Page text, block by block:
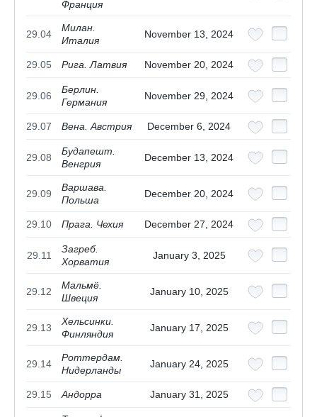
Франция
29.04
Милан.
Италия
November 13, 2024
29.05 Рига. Латвия November 20, 2024
29.06
Берлин.
Германия
November 29, 2024
29.07 Вена. Австрия December 6, 2024
29.08
Будапешт.
Венгрия
December 13, 2024
29.09
Варшава.
Польша
December 20, 2024
29.10 Прага. Чехия December 27, 2024
29.11
Загреб.
Хорватия
January 3, 2025
29.12
Мальмё.
Швеция
January 10, 2025
29.13
Хельсинки.
Финляндия
January 17, 2025
29.14
Роттердам.
Нидерланды
January 24, 2025
29.15 Андорра January 31, 2025